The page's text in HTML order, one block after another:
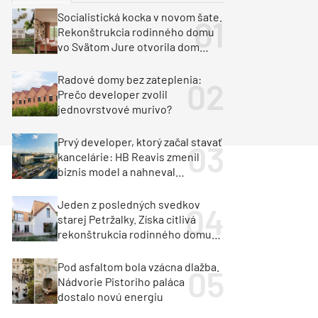
Klimatizácia a vetranie
Milan Murcka
Socialistická kocka v novom šate.
Rekonštrukcia rodinného domu
vo Svätom Jure otvorila dom
Radové domy bez zateplenia:
Prečo developer zvolil
jednovrstvové murivo?
Prvý developer, ktorý začal stavať
kancelárie: HB Reavis zmenil
biznis model a nahneval
Jeden z posledných svedkov
starej Petržalky. Získa citlivá
rekonštrukcia rodinného domu
Pod asfaltom bola vzácna dlažba.
Nádvorie Pistoriho paláca
dostalo novú energiu